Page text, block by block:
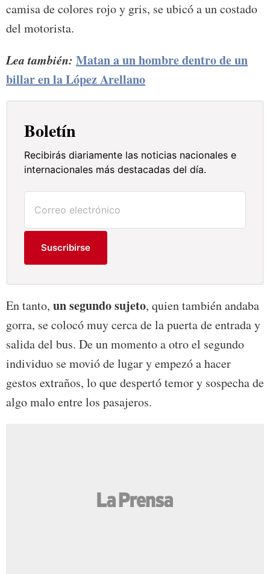
camisa de colores rojo y gris, se ubicó a un costado
del motorista.
Lea también: Matan a un hombre dentro de un
billar en la López Arellano
Boletín
Recibirás diariamente las noticias nacionales e
internacionales más destacadas del día.
Suscribirse
En tanto, un segundo sujeto, quien también andaba
gorra, se colocó muy cerca de la puerta de entrada y
salida del bus. De un momento a otro el segundo
individuo se movió de lugar y empezó a hacer
gestos extraños, lo que despertó temor y sospecha de
algo malo entre los pasajeros.